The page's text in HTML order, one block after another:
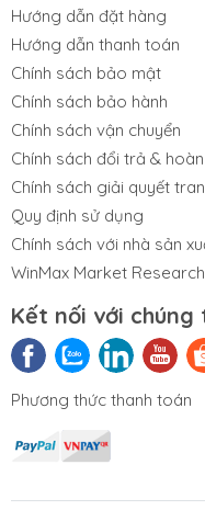
Hướng dẫn đặt hàng
Hướng dẫn thanh toán
Chính sách bảo mật
Chính sách bảo hành
Chính sách vận chuyển
Chính sách đổi trả &
Chính sách giải quyết
Quy định sử dụng
Chính sách với nhà sản
WinMax Market
Kết nối với chúng
Phương thức thanh toán